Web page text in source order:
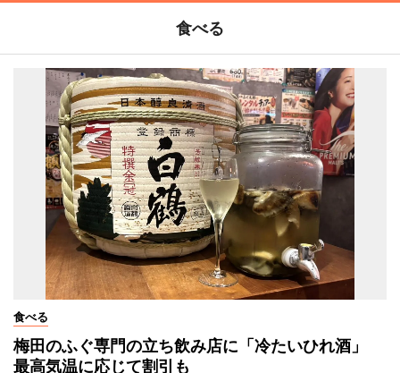
食べる
食べる
梅田のふぐ専門の立ち飲み店に「冷たいひれ酒」
最高気温に応じて割引も